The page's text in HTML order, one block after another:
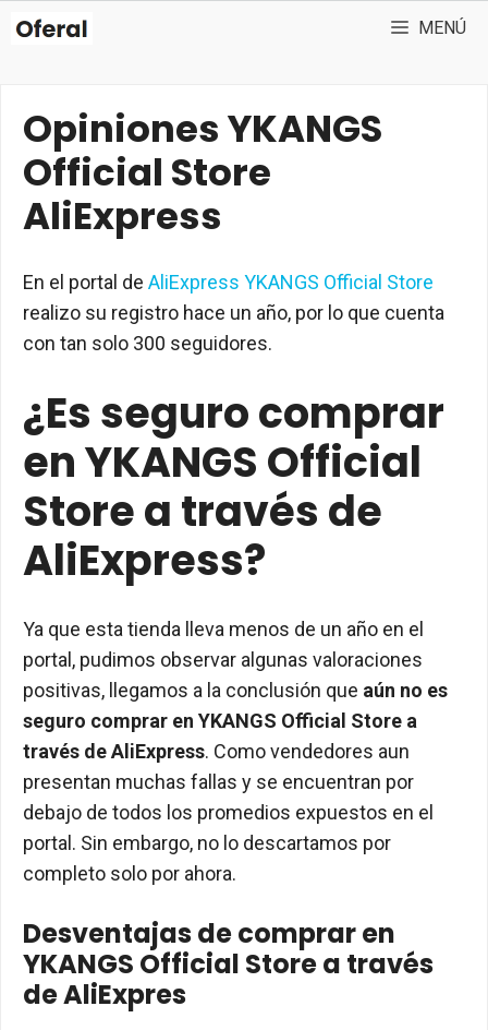
Saltar
MENÚ
Opiniones YKANGS
Official Store
AliExpress
En el portal de AliExpress YKANGS Official Store
realizo su registro hace un año, por lo que cuenta
con tan solo 300 seguidores.
¿Es seguro comprar
en YKANGS Official
Store a través de
AliExpress?
Ya que esta tienda lleva menos de un año en el
portal, pudimos observar algunas valoraciones
positivas, llegamos a la conclusión que aún no es
seguro comprar en YKANGS Official Store a
través de AliExpress. Como vendedores aun
presentan muchas fallas y se encuentran por
debajo de todos los promedios expuestos en el
portal. Sin embargo, no lo descartamos por
completo solo por ahora.
Desventajas de comprar en
YKANGS Official Store a través
de AliExpres